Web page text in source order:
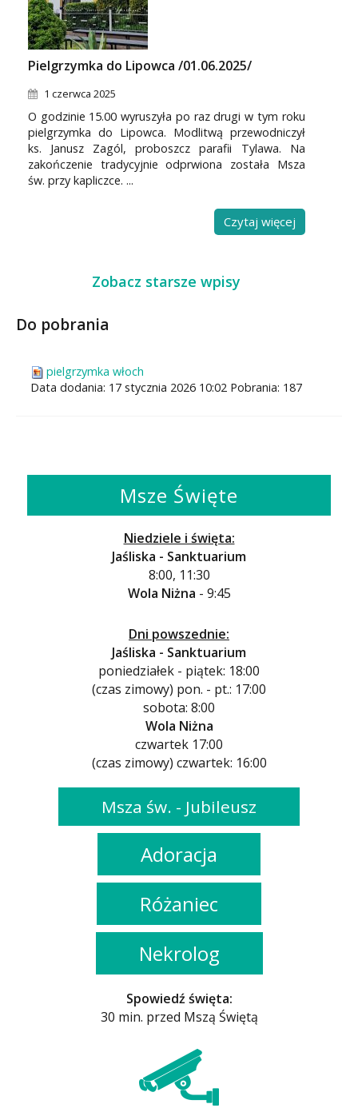
Pielgrzymka do Lipowca /01.06.2025/
1 czerwca 2025
O godzinie 15.00 wyruszyła po raz drugi w tym roku
pielgrzymka do Lipowca. Modlitwą przewodniczył
ks. Janusz Zagól, proboszcz parafii Tylawa. Na
zakończenie tradycyjnie odprwiona została Msza
św. przy kapliczce. ...
Czytaj więcej
Zobacz starsze wpisy
Do pobrania
pielgrzymka włoch
Data dodania: 17 stycznia 2026 10:02 Pobrania: 187
Msze Święte
Niedziele i święta:
Jaśliska - Sanktuarium
8:00, 11:30
Wola Niżna - 9:45
Dni powszednie:
Jaśliska - Sanktuarium
poniedziałek - piątek: 18:00
(czas zimowy) pon. - pt.: 17:00
sobota: 8:00
Wola Niżna
czwartek 17:00
(czas zimowy) czwartek: 16:00
Msza św. - Jubileusz
Adoracja
Różaniec
Nekrolog
Spowiedź święta:
30 min. przed Mszą Świętą